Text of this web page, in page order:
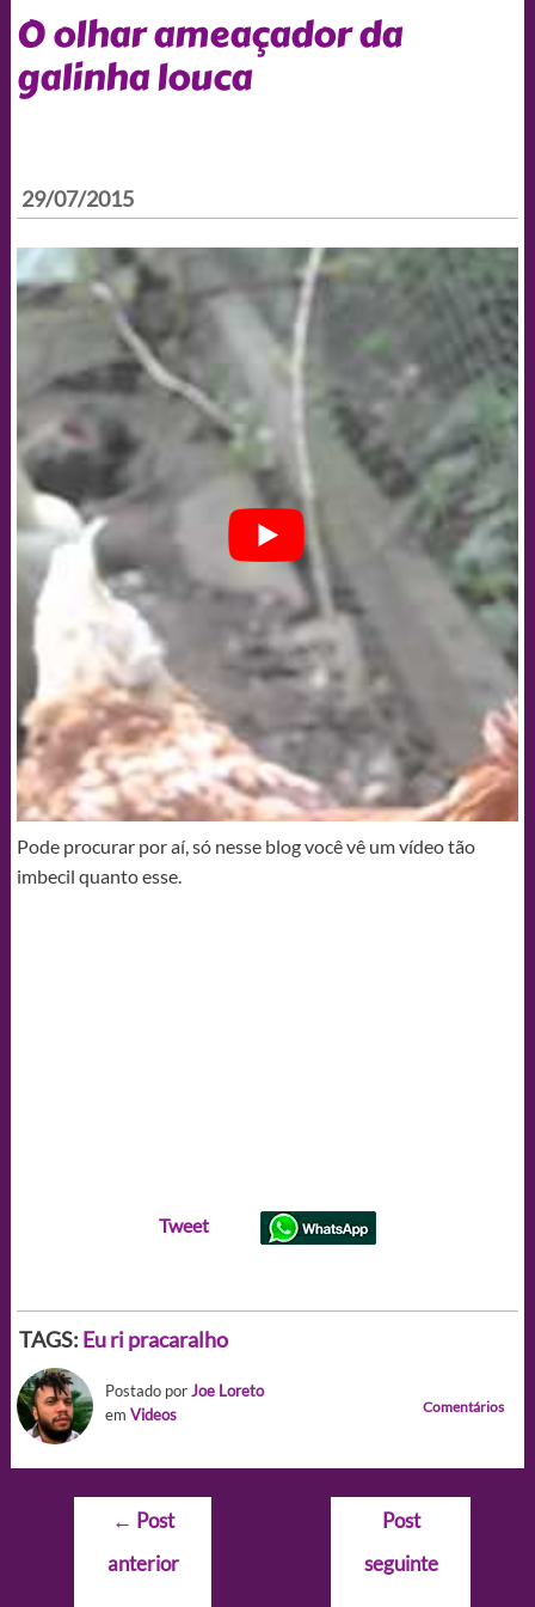
O olhar ameaçador da
galinha louca
29/07/2015
Pode procurar por aí, só nesse blog você vê um vídeo tão
imbecil quanto esse.
Tweet
TAGS: Eu ri pracaralho
Postado porJoe Loreto
em Videos Comentários
Navegação
Post
← Post
anterior
Post
seguinte